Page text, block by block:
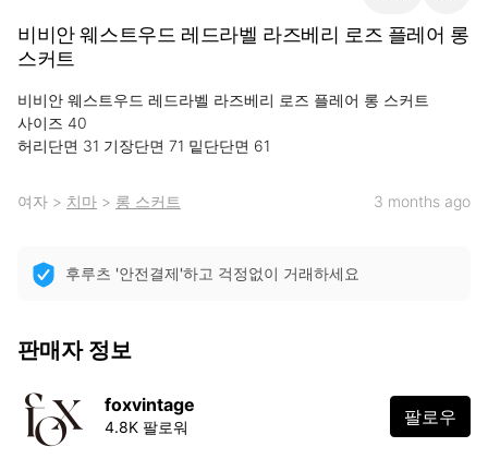
비비안 웨스트우드 레드라벨 라즈베리 로즈 플레어 롱
스커트
비비안 웨스트우드 레드라벨 라즈베리 로즈 플레어 롱 스커트
사이즈 40
허리단면 31 기장단면 71 밑단단면 61
여자 > 치마 > 롱 스커트 3 months ago
후루츠 '안전결제'하고 걱정없이 거래하세요
판매자 정보
foxvintage
4.8K 팔로워 팔로우